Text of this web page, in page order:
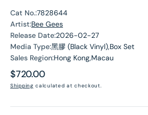
Cat No.:7828644
Artist:Bee Gees
Release Date:2026-02-27
Media Type:黑膠 (Black Vinyl),Box Set
Sales Region:Hong Kong,Macau
Regular
price
$720.00
Shipping calculated at checkout.